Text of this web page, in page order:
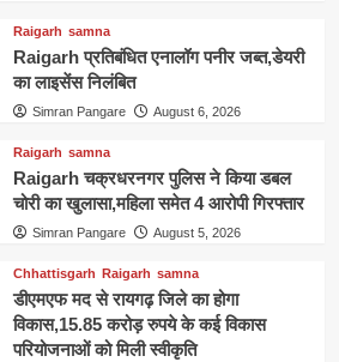
Raigarh samna
Raigarh प्रतिबंधित एनालॉग पनीर जब्त,डेयरी
का लाइसेंस निलंबित
Simran Pangare August 6, 2026
Raigarh samna
Raigarh चक्रधरनगर पुलिस ने किया डबल
चोरी का खुलासा,महिला समेत 4 आरोपी गिरफ्तार
Simran Pangare August 5, 2026
Chhattisgarh Raigarh samna
डीएमएफ मद से रायगढ़ जिले का होगा
विकास,15.85 करोड़ रुपये के कई विकास
परियोजनाओं को मिली स्वीकृति